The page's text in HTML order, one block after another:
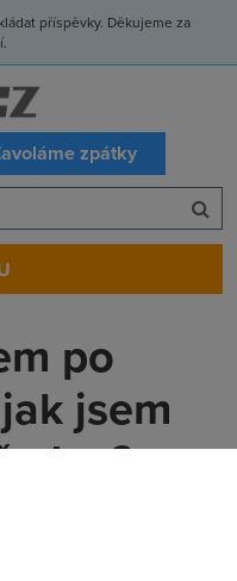
příspěvky. Děkujeme za
zpátky
po
jsem
já se pro jistotu zeptám